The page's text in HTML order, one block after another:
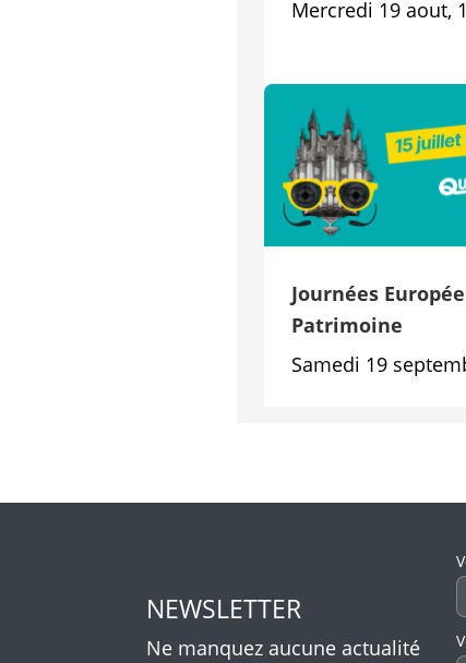
Mercredi 19 aout,
Journées
Patrimoine
Samedi 19
NEWSLETTER
Ne manquez aucune actualité